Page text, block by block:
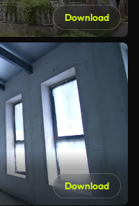
Download
Download